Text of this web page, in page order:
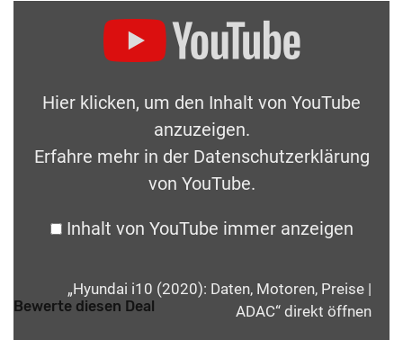
Hier klicken, um den Inhalt von YouTube
anzuzeigen.
Erfahre mehr in der Datenschutzerklärung
von YouTube.
Inhalt von YouTube immer anzeigen
„Hyundai i10 (2020): Daten, Motoren, Preise |
ADAC“ direkt öffnen
Bewerte diesen Deal